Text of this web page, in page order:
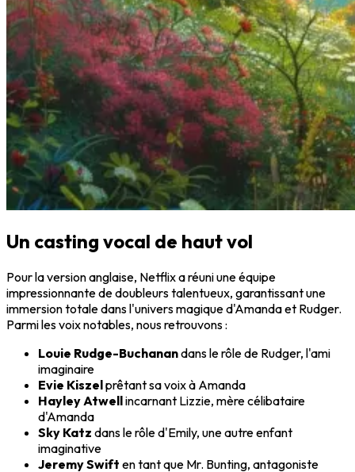
Un casting vocal de haut vol
Pour la version anglaise, Netflix a réuni une équipe
impressionnante de doubleurs talentueux, garantissant une
immersion totale dans l'univers magique d'Amanda et Rudger.
Parmi les voix notables, nous retrouvons :
Louie Rudge-Buchanandans le rôle de Rudger, l'ami
imaginaire
Evie Kiszelprêtant sa voix à Amanda
Hayley Atwellincarnant Lizzie, mère célibataire
d'Amanda
Sky Katz dans le rôle d'Emily, une autre enfant
imaginative
Jeremy Swift en tant que Mr. Bunting, antagoniste